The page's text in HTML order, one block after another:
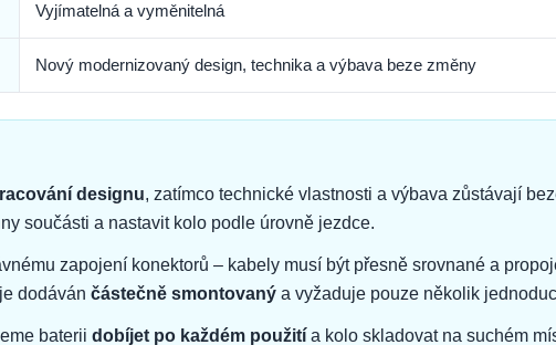
Vyjímatelná a vyměnitelná
Nový modernizovaný design, technika a výbava beze změny
designu, zatímco technické vlastnosti a výbava zůstávají
součásti a nastavit kolo podle úrovně jezdce.
zapojení konektorů – kabely musí být přesně srovnané a
dodáván částečně smontovaný a vyžaduje pouze několik
baterii dobíjet po každém použití a kolo skladovat na suchém